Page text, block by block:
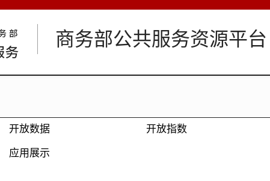
商务部公共服务资源平台
开放数据 开放指数
应用展示